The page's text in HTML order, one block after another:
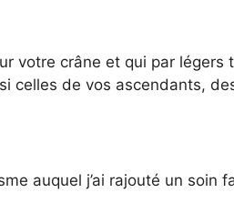
votre crâne et qui par
celles de vos ascendants,
auquel j’ai rajouté un